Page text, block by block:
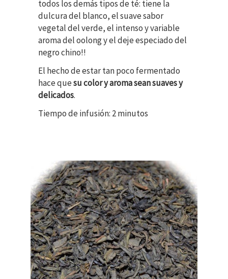
todos los demás tipos de té: tiene la
dulcura del blanco, el suave sabor
vegetal del verde, el intenso y variable
aroma del oolong y el deje especiado del
negro chino!!
El hecho de estar tan poco fermentado
hace quesu color y aroma sean suaves y
delicados.
Tiempo de infusión: 2 minutos